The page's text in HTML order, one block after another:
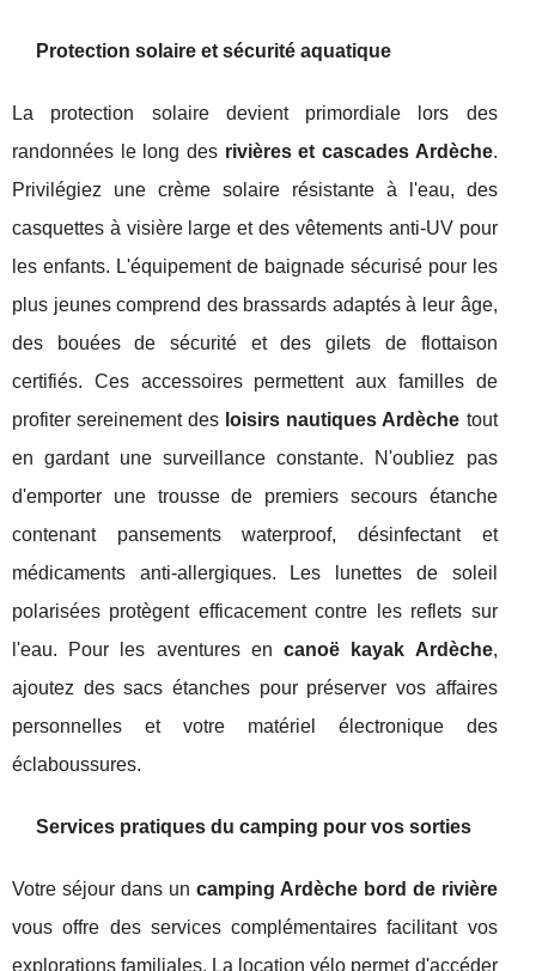
Protection solaire et sécurité aquatique
La protection solaire devient primordiale lors des
randonnées le long des rivières et cascades Ardèche.
Privilégiez une crème solaire résistante à l'eau, des
casquettes à visière large et des vêtements anti-UV pour
les enfants. L'équipement de baignade sécurisé pour les
plus jeunes comprend des brassards adaptés à leur âge,
des bouées de sécurité et des gilets de flottaison
certifiés. Ces accessoires permettent aux familles de
profiter sereinement des loisirs nautiques Ardèche tout
en gardant une surveillance constante. N'oubliez pas
d'emporter une trousse de premiers secours étanche
contenant pansements waterproof, désinfectant et
médicaments anti-allergiques. Les lunettes de soleil
polarisées protègent efficacement contre les reflets sur
l'eau. Pour les aventures encanoë kayak Ardèche,
ajoutez des sacs étanches pour préserver vos affaires
personnelles et votre matériel électronique des
éclaboussures.
Services pratiques du camping pour vos sorties
Votre séjour dans un camping Ardèche bord de rivière
vous offre des services complémentaires facilitant vos
explorations familiales. La location vélo permet d'accéder